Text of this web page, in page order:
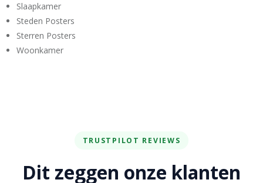
Slaapkamer
Steden Posters
Sterren Posters
Woonkamer
TRUSTPILOT REVIEWS
Dit zeggen onze klanten